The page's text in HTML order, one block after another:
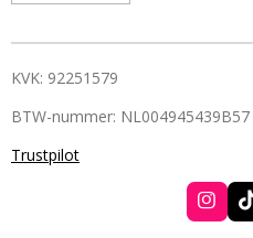
KVK: 92251579
BTW-nummer: NL004945439B57
Trustpilot
I
n
T
i